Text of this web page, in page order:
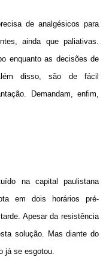
de analgésicos para
ainda que paliativas.
enquanto as decisões de
disso, são de fácil
Demandam, enfim,
na capital paulistana
em dois horários pré-
Apesar da resistência
solução. Mas diante do
já se esgotou.